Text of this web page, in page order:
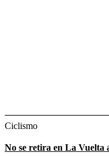
Ciclismo
No se retira en La